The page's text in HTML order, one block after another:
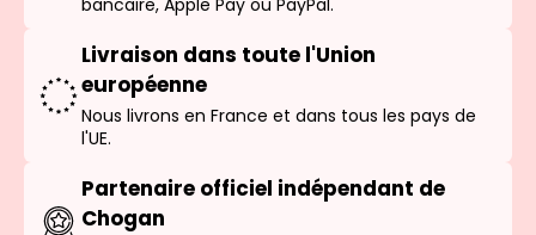
Livraison dans toute l'Union
européenne
Nous livrons en France et dans tous les pays de
l'UE.
Partenaire officiel indépendant de
Chogan